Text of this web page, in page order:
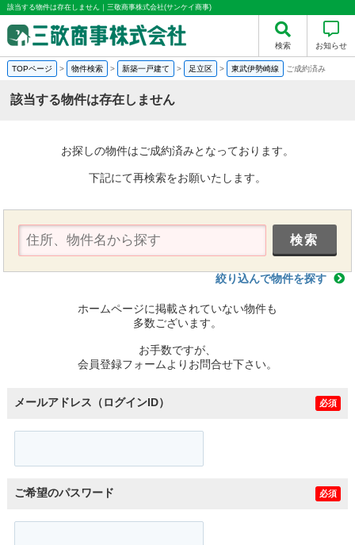
該当する物件は存在しません｜三敬商事株式会社(サンケイ商事)
検索 お知らせ
TOPページ > 物件検索 > 新築一戸建て > 足立区 > 東武伊勢崎線 ご成約済み
該当する物件は存在しません
お探しの物件はご成約済みとなっております。
下記にて再検索をお願いたします。
絞り込んで物件を探す
ホームページに掲載されていない物件も
多数ございます。
お手数ですが、
会員登録フォームよりお問合せ下さい。
メールアドレス（ログインID） 必須
ご希望のパスワード 必須